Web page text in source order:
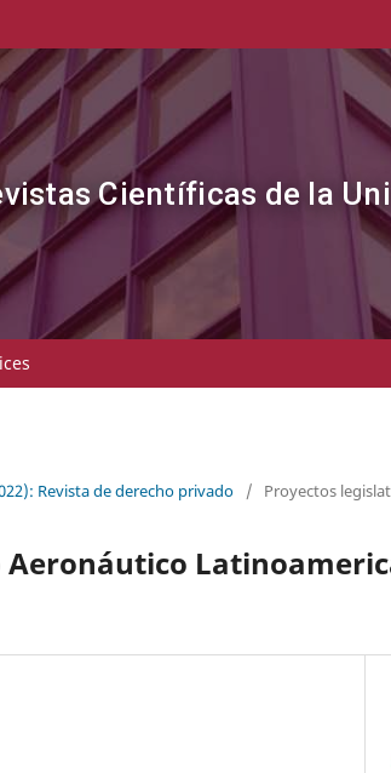
Científicas de la
Revista de derecho privado / Proyectos
Aeronáutico